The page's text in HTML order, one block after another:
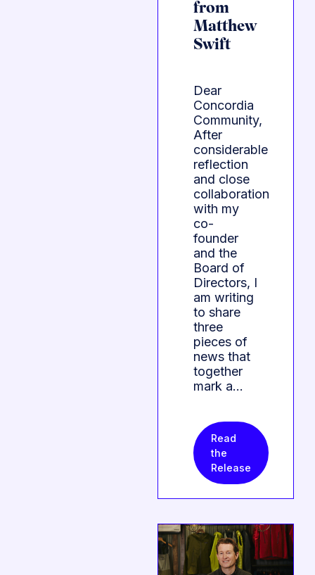
from
Matthew
Swift
Dear
Concordia
Community,
After
considerable
reflection
and close
collaboration
with my
co-
founder
and the
Board of
Directors, I
am writing
to share
three
pieces of
news that
together
mark a…
Read
the
Release